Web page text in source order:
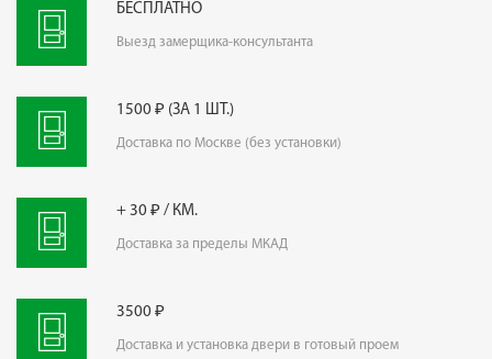
БЕСПЛАТНО
Выезд замерщика-консультанта
1500 ₽ (ЗА 1 ШТ.)
Доставка по Москве (без установки)
+ 30 ₽ / КМ.
Доставка за пределы МКАД
3500 ₽
Доставка и установка двери в готовый проем